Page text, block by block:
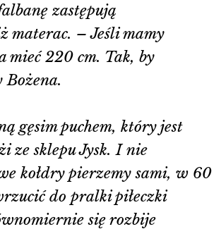
zastępują
materac. – Jeśli mamy
mieć 220 cm. Tak, by
Bożena.
gęsim puchem, który jest
ze sklepu Jysk. I nie
kołdry pierzemy sami, w 60
do pralki piłeczki
się rozbije